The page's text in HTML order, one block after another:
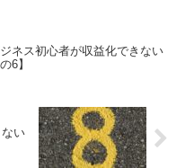
ネス初心者が収益化できない
6】
い